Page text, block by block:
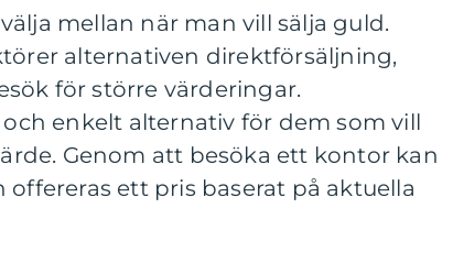
mellan när man vill sälja guld.
alternativen direktförsäljning,
för större värderingar.
enkelt alternativ för dem som vill
Genom att besöka ett kontor kan
ett pris baserat på aktuella